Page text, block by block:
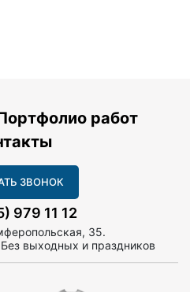
работ
ЗВОНОК
979 11 12
35.
выходных и праздников